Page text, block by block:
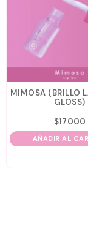
MIMOSA (BRILLO
GLOSS)
$17.000
AÑADIR AL